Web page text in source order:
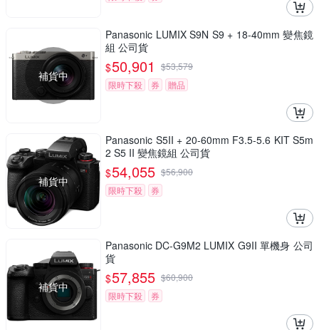
補貨中
Panasonic LUMIX S9N S9 + 18-40mm 變焦鏡
組 公司貨
$50,901 $53,579
限時下殺
券 贈品
補貨中
Panasonic S5II + 20-60mm F3.5-5.6 KIT S5m
2 S5 II 變焦鏡組 公司貨
$54,055 $56,900
限時下殺
券
補貨中
Panasonic DC-G9M2 LUMIX G9II 單機身 公司
貨
$57,855 $60,900
限時下殺
券